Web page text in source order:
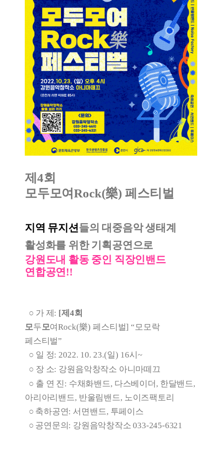
제4회
모두모여Rock(樂) 페스티벌
지역 뮤지션들의 대중음악 생태계
활성화를 위한 기획공연으로
강원도내 활동 중인 직장인밴드
연합공연!!
○ 가 제: [제4회
모두모여Rock(樂)페스티벌] “ 모모락
페스티벌”
○ 일 정: 2022. 10. 23.(일) 16시~
○ 장 소: 강원음악창작소 아니마떼끄
○ 출 연 진: 수채화밴드, 다스베이더 , 한달밴드,
아리아리밴드, 반울림밴드, 노이즈팩토리
○ 축하공연: 서면밴드, 투페이스
○ 공연문의: 강원음악창작소 033-245-6321